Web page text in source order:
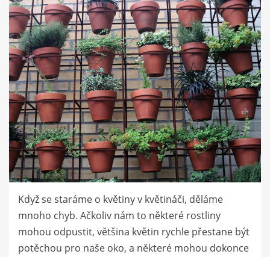
Když se staráme o květiny v květináči, děláme
mnoho chyb. Ačkoliv nám to některé rostliny
mohou odpustit, většina květin rychle přestane být
potěchou pro naše oko, a některé mohou dokonce